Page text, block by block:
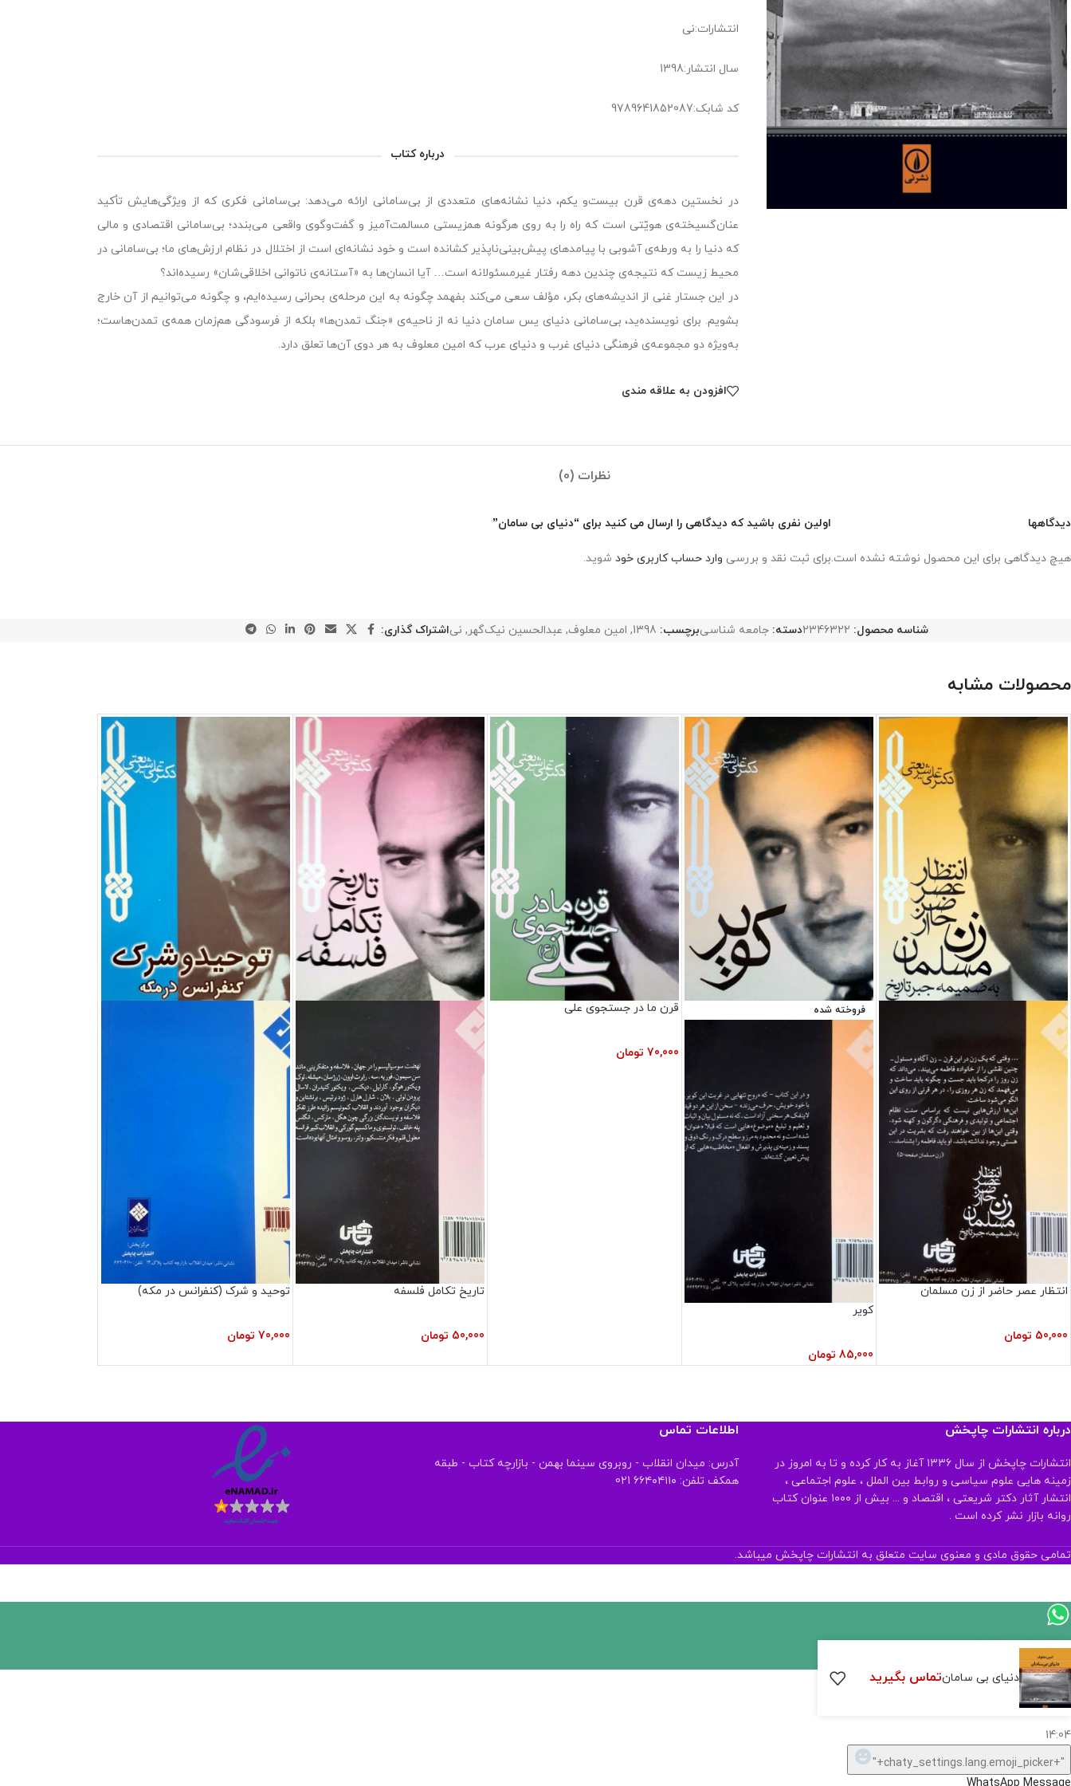
انتشارات:نی
سال انتشار:1398
کد شابک:9789641852087
درباره کتاب
در نخستین دهه‌ی قرن بیست‌و یکم، دنیا نشانه‌های متعددی از بی‌سامانی ارائه می‌دهد: بی‌سامانی فکری که از ویژگی‌هایش تأکید
عنان‌گسیخته‌ی هویّتی است که راه را به روی هرگونه همزیستی مسالمت‌آمیز و گفت‌وگوی واقعی می‌بندد؛ بی‌سامانی اقتصادی و مالی
که دنیا را به ورطه‌ی آشوبی با پیامدهای پیش‌بینی‌ناپذیر کشانده است و خود نشانه‌ای است از اختلال در نظام ارزش‌های ما؛ بی‌سامانی در
محیط زیست که نتیجه‌ی چندین دهه رفتار غیرمسئولانه است… آیا انسان‌ها به «آستانه‌ی ناتوانی اخلاقی‌شان» رسیده‌اند؟
در این جستار غنی از اندیشه‌های بکر، مؤلف سعی می‌کند بفهمد چگونه به این مرحله‌ی بحرانی رسیده‌ایم، و چگونه می‌توانیم از آن خارج
بشویم. برای نویسنده‌ید، بی‌سامانی دنیای یس سامان دنیا نه از ناحیه‌ی «جنگ تمدن‌ها» بلکه از فرسودگی هم‌‌زمان همه‌ی تمدن‌هاست؛
به‌ویژه دو مجموعه‌ی فرهنگی دنیای غرب و دنیای عرب که امین معلوف به هر دوی آن‌ها تعلق دارد.
افزودن به علاقه مندی
نظرات (0)
دیدگاهها
هیچ دیدگاهی برای این محصول نوشته نشده است.
اولین نفری باشید که دیدگاهی را ارسال می کنید برای “دنیای بی سامان”
برای ثبت نقد و بررسی وارد حساب کاربری خود شوید.
شناسه محصول: 2346322دسته: جامعه شناسیبرچسب: 1398
, امین معلوف, عبدالحسین نیک‌گهر , نیاشتراک گذاری:
محصولات مشابه
انتظار عصر حاضر از زن مسلمان
50,000 تومان
فروخته شده
کویر
85,000 تومان
قرن ما در جستجوی علی
70,000 تومان
تاریخ تکامل فلسفه
50,000 تومان
توحید و شرک (کنفرانس در مکه)
70,000 تومان
درباره انتشارات چاپخش
انتشارات چاپخش از سال ۱۳۳۶ آغاز به کار کرده و تا به امروز در
زمینه هایی علوم سیاسی و روابط بین الملل ، علوم اجتماعی ،
انتشار آثار دکتر شریعتی ، اقتصاد و ... بیش از ۱۰۰۰ عنوان کتاب
روانه بازار نشر کرده است .
اطلاعات تماس
آدرس: میدان انقلاب - روبروی سینما بهمن - بازارچه کتاب - طبقه
همکف تلفن: ۶۶۴۰۴۱۱۰ 021
تمامی حقوق مادی و معنوی سایت متعلق به انتشارات چاپخش میباشد.
دنیای بی سامانتماس بگیرید
اگر
موجود
نیست,
شاید
تهیه